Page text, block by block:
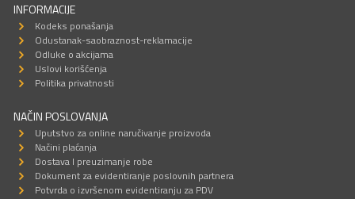
INFORMACIJE
Kodeks ponašanja
Odustanak-saobraznost-reklamacije
Odluke o akcijama
Uslovi korišćenja
Politika privatnosti
NAČIN POSLOVANJA
Uputstvo za online naručivanje proizvoda
Načini plaćanja
Dostava I preuzimanje robe
Dokument za evidentiranje poslovnih partnera
Potvrda o izvršenom evidentiranju za PDV